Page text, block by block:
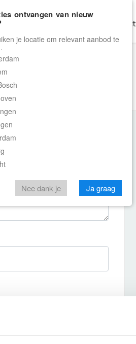
Contact
de woning.
ontvangen van nieuw
je locatie om relevant aanbod te
Nee dank je Ja graag